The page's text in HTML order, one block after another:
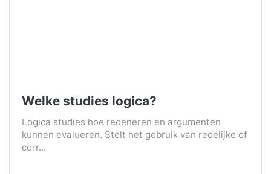
Welke studies logica?
Logica studies hoe redeneren en argumenten
kunnen evalueren. Stelt het gebruik van redelijke of
corr...